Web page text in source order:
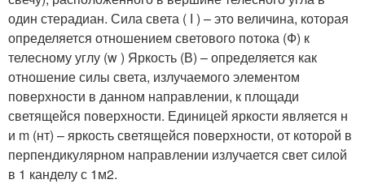
один стерадиан. Сила света ( І ) – это величина, которая
определяется отношением светового потока (Ф) к
телесному углу (w ) Яркость (В) – определяется как
отношение силы света, излучаемого элементом
поверхности в данном направлении, к площади
светящейся поверхности. Единицей яркости является н
и m (нт) – яркость светящейся поверхности, от которой в
перпендикулярном направлении излучается свет силой
в 1 канделу с 1м2.